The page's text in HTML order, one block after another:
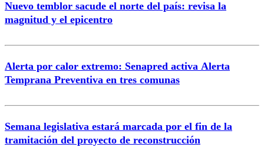
Nuevo temblor sacude el norte del país: revisa la
magnitud y el epicentro
Alerta por calor extremo: Senapred activa Alerta
Temprana Preventiva en tres comunas
Semana legislativa estará marcada por el fin de la
tramitación del proyecto de reconstrucción